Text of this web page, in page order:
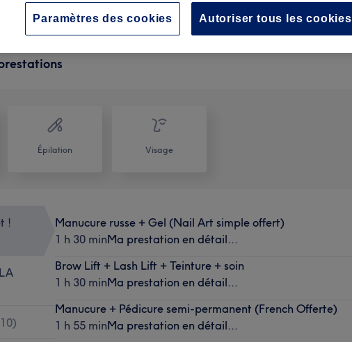
Épilation Visage
!
10)
Manucure russe + Gel (Nail Art simple offert)
1 h 30 minMa prestation en détail...
Brow Lift + Lash Lift + Teinture + soin
1 h 30 minMa prestation en détail...
Manucure + Pédicure semi-permanent (French Offerte)
1 h 55 minMa prestation en détail...
Autoriser tous les cookies
Paramètres des cookies